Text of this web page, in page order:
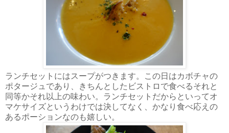
ランチセットにはスープがつきます。この日はカボチャの
ポタージュであり、きちんとしたビストロで食べるそれと
同等かそれ以上の味わい。ランチセットだからといってオ
マケサイズというわけでは決してなく、かなり食べ応えの
あるポーションなのも嬉しい。